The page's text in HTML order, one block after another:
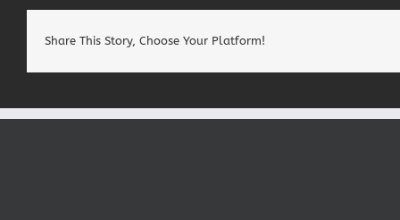
Share This Story, Choose Your Platform!